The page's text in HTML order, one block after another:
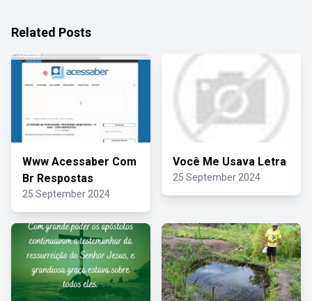
Related Posts
Www Acessaber Com
Br Respostas
25 September 2024
Você Me Usava Letra
25 September 2024